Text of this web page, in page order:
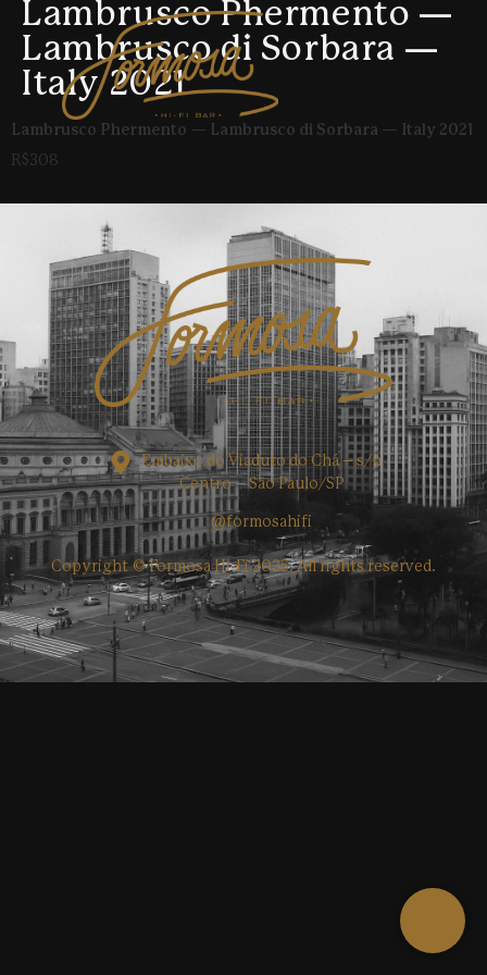
Lambrusco Phermento —
Lambrusco di Sorbara —
Italy 2021
Lambrusco Phermento — Lambrusco di Sorbara — Italy 2021
R$308
Embaixo do Viaduto do Chá – s/n
Centro – São Paulo/SP
@formosahifi
Copyright © Formosa Hi-Fi 2025. All rights reserved.